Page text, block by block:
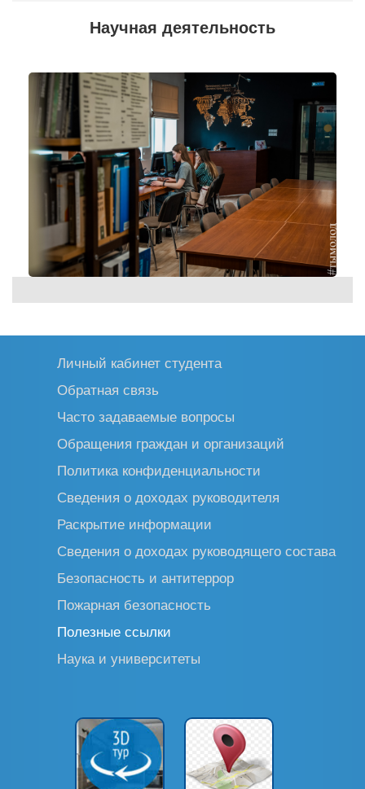
Научная деятельность
Личный кабинет студента
Обратная связь
Часто задаваемые вопросы
Обращения граждан и организаций
Политика конфиденциальности
Сведения о доходах руководителя
Раскрытие информации
Сведения о доходах руководящего состава
Безопасность и антитеррор
Пожарная безопасность
Полезные ссылки
Наука и университеты